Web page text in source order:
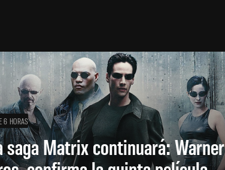
6 HORAS
saga Matrix continuará: Warner